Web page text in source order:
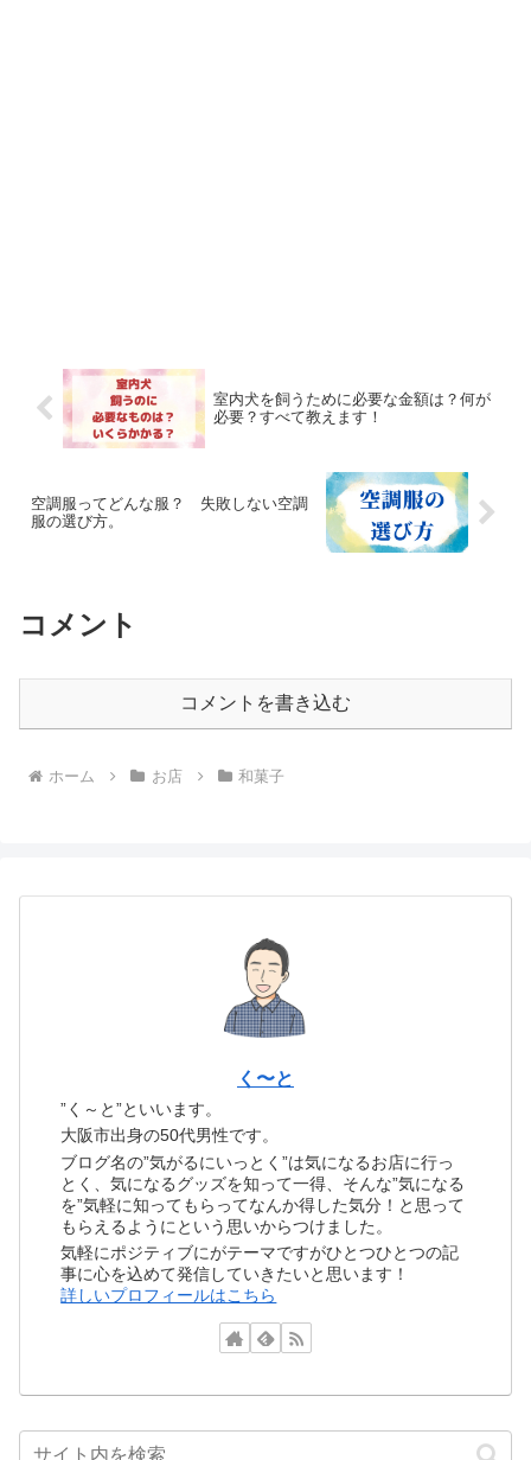
室内犬を飼うために必要な金額は？何が
必要？すべて教えます！
空調服ってどんな服？ 失敗しない空調
服の選び方。
コメント
コメントを書き込む
ホーム お店 和菓子
く〜と
”く～と”といいます。
大阪市出身の50代男性です。
ブログ名の”気がるにいっとく”は気になるお店に行っ
とく、気になるグッズを知って一得、そんな”気になる
を”気軽に知ってもらってなんか得した気分！と思って
もらえるようにという思いからつけました。
気軽にポジティブにがテーマですがひとつひとつの記
事に心を込めて発信していきたいと思います！
詳しいプロフィールはこちら